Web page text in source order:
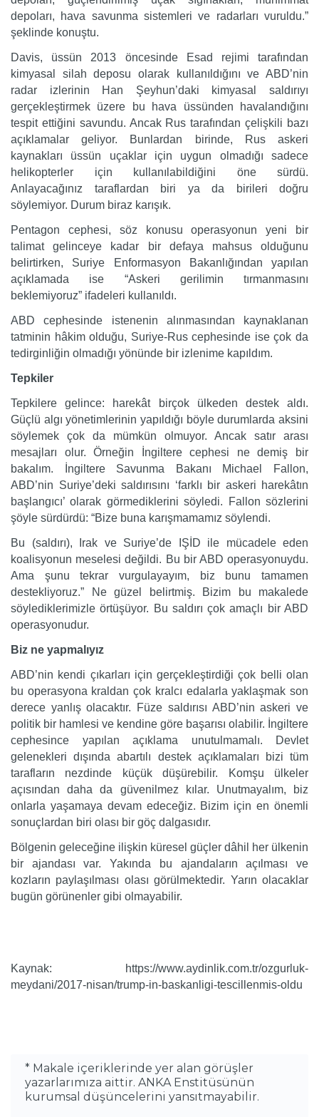
depoları, hava savunma sistemleri ve radarları vuruldu.”
şeklinde konuştu.
Davis, üssün 2013 öncesinde Esad rejimi tarafından
kimyasal silah deposu olarak kullanıldığını ve ABD’nin
radar izlerinin Han Şeyhun’daki kimyasal saldırıyı
gerçekleştirmek üzere bu hava üssünden havalandığını
tespit ettiğini savundu. Ancak Rus tarafından çelişkili bazı
açıklamalar geliyor. Bunlardan birinde, Rus askeri
kaynakları üssün uçaklar için uygun olmadığı sadece
helikopterler için kullanılabildiğini öne sürdü.
Anlayacağınız taraflardan biri ya da birileri doğru
söylemiyor. Durum biraz karışık.
Pentagon cephesi, söz konusu operasyonun yeni bir
talimat gelinceye kadar bir defaya mahsus olduğunu
belirtirken, Suriye Enformasyon Bakanlığından yapılan
açıklamada ise “Askeri gerilimin tırmanmasını
beklemiyoruz” ifadeleri kullanıldı.
ABD cephesinde istenenin alınmasından kaynaklanan
tatminin hâkim olduğu, Suriye-Rus cephesinde ise çok da
tedirginliğin olmadığı yönünde bir izlenime kapıldım.
Tepkiler
Tepkilere gelince: harekât birçok ülkeden destek aldı.
Güçlü algı yönetimlerinin yapıldığı böyle durumlarda aksini
söylemek çok da mümkün olmuyor. Ancak satır arası
mesajları olur. Örneğin İngiltere cephesi ne demiş bir
bakalım. İngiltere Savunma Bakanı Michael Fallon,
ABD’nin Suriye’deki saldırısını ‘farklı bir askeri harekâtın
başlangıcı’ olarak görmediklerini söyledi. Fallon sözlerini
şöyle sürdürdü: “Bize buna karışmamamız söylendi.
Bu (saldırı), Irak ve Suriye’de IŞİD ile mücadele eden
koalisyonun meselesi değildi. Bu bir ABD operasyonuydu.
Ama şunu tekrar vurgulayayım, biz bunu tamamen
destekliyoruz.” Ne güzel belirtmiş. Bizim bu makalede
söylediklerimizle örtüşüyor. Bu saldırı çok amaçlı bir ABD
operasyonudur.
Biz ne yapmalıyız
ABD’nin kendi çıkarları için gerçekleştirdiği çok belli olan
bu operasyona kraldan çok kralcı edalarla yaklaşmak son
derece yanlış olacaktır. Füze saldırısı ABD’nin askeri ve
politik bir hamlesi ve kendine göre başarısı olabilir. İngiltere
cephesince yapılan açıklama unutulmamalı. Devlet
gelenekleri dışında abartılı destek açıklamaları bizi tüm
tarafların nezdinde küçük düşürebilir. Komşu ülkeler
açısından daha da güvenilmez kılar. Unutmayalım, biz
onlarla yaşamaya devam edeceğiz. Bizim için en önemli
sonuçlardan biri olası bir göç dalgasıdır.
Bölgenin geleceğine ilişkin küresel güçler dâhil her ülkenin
bir ajandası var. Yakında bu ajandaların açılması ve
kozların paylaşılması olası görülmektedir. Yarın olacaklar
bugün görünenler gibi olmayabilir.
Kaynak: https://www.aydinlik.com.tr/ozgurluk-
meydani/2017-nisan/trump-in-baskanligi-tescillenmis-oldu
* Makale içeriklerinde yer alan görüşler
yazarlarımıza aittir. ANKA Enstitüsünün
kurumsal düşüncelerini yansıtmayabilir.